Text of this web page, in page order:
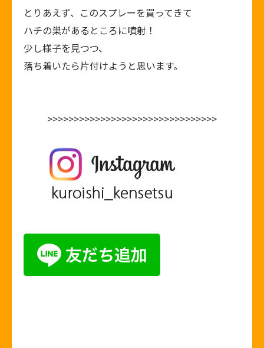
とりあえず、このスプレーを買ってきて
ハチの巣があるところに噴射！
少し様子を見つつ、
落ち着いたら片付けようと思います。
>>>>>>>>>>>>>>>>>>>>>>>>>>>>>>>>